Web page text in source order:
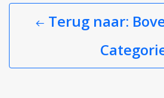
Terug naar: